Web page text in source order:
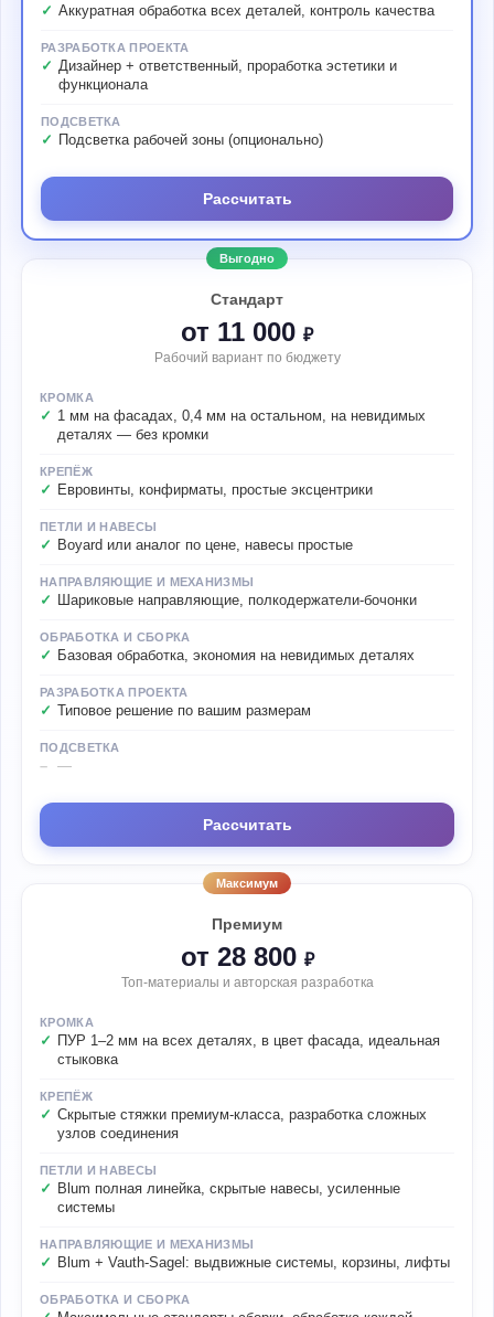
Выгодно
Стандарт
от 11 000 ₽
Рабочий вариант по бюджету
КРОМКА
1 мм на фасадах, 0,4 мм на остальном, на невидимых
деталях — без кромки
КРЕПЁЖ
Евровинты, конфирматы, простые эксцентрики
ПЕТЛИ И НАВЕСЫ
Boyard или аналог по цене, навесы простые
НАПРАВЛЯЮЩИЕ И МЕХАНИЗМЫ
Шариковые направляющие, полкодержатели-бочонки
ОБРАБОТКА И СБОРКА
Базовая обработка, экономия на невидимых деталях
РАЗРАБОТКА ПРОЕКТА
Типовое решение по вашим размерам
ПОДСВЕТКА
—
Рассчитать
Аккуратная обработка всех деталей, контроль качества
РАЗРАБОТКА ПРОЕКТА
Дизайнер + ответственный, проработка эстетики и
функционала
ПОДСВЕТКА
Подсветка рабочей зоны (опционально)
Рассчитать
Максимум
Премиум
от 28 800 ₽
Топ-материалы и авторская разработка
КРОМКА
ПУР 1–2 мм на всех деталях, в цвет фасада, идеальная
стыковка
КРЕПЁЖ
Скрытые стяжки премиум-класса, разработка сложных
узлов соединения
ПЕТЛИ И НАВЕСЫ
Blum полная линейка, скрытые навесы, усиленные
системы
НАПРАВЛЯЮЩИЕ И МЕХАНИЗМЫ
Blum + Vauth-Sagel: выдвижные системы, корзины, лифты
ОБРАБОТКА И СБОРКА